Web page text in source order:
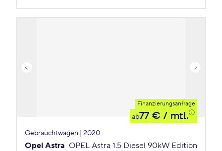
Finanzierungsanfrage
ab77 € / mtl.
Gebrauchtwagen | 2020
Opel Astra OPEL Astra 1.5 Diesel 90kW Edition